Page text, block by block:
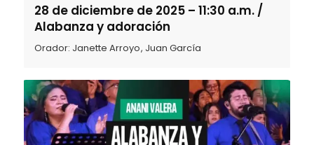
28 de diciembre de 2025 – 11:30 a.m. /
Alabanza y adoración
Orador: Janette Arroyo, Juan García